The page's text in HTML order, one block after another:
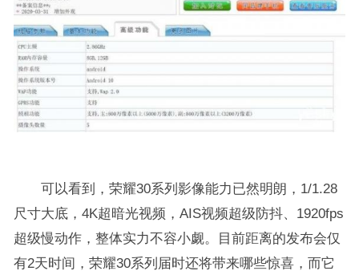
可以看到，荣耀30系列影像能力已然明朗，1/1.28
尺寸大底，4K超暗光视频，AIS视频超级防抖、1920fps
超级慢动作，整体实力不容小觑。目前距离的发布会仅
有2天时间，荣耀30系列届时还将带来哪些惊喜，而它